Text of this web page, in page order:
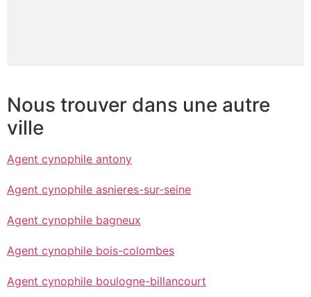
Nous trouver dans une autre
ville
Agent cynophile antony
Agent cynophile asnieres-sur-seine
Agent cynophile bagneux
Agent cynophile bois-colombes
Agent cynophile boulogne-billancourt